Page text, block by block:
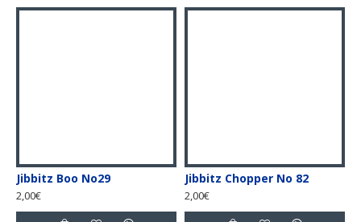
Jibbitz Boo No29
2,00€
Jibbitz Chopper No 82
2,00€